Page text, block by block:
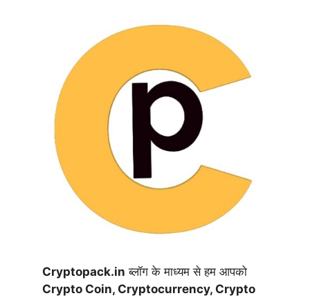
Cryptopack.in ब्लॉग के माध्यम से हम आपको
Crypto Coin, Cryptocurrency, Crypto